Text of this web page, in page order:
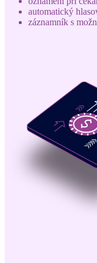
automatický
záznamník s